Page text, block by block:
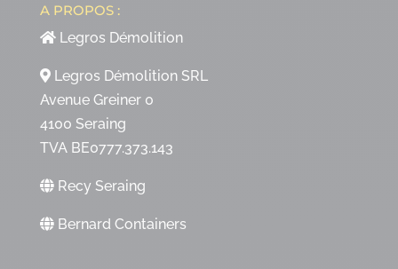
A PROPOS :
Legros Démolition
Legros Démolition SRL
Avenue Greiner 0
4100 Seraing
TVA BE0777.373.143
Recy Seraing
Bernard Containers